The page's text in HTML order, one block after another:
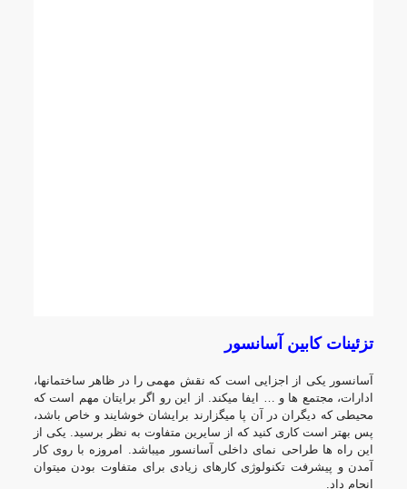
تزئینات کابین آسانسور
آسانسور یکی از اجزایی است که نقش مهمی را در ظاهر ساختمانها،
ادارات، مجتمع ها و … ایفا میکند. از این رو اگر برایتان مهم است که
محیطی که دیگران در آن پا میگزارند برایشان خوشایند و خاص باشد،
پس بهتر است کاری کنید که از سایرین متفاوت به نظر برسید. یکی از
این راه ها طراحی نمای داخلی آسانسور میباشد. امروزه با روی کار
آمدن و پیشرفت تکنولوژی کارهای زیادی برای متفاوت بودن میتوان
انجام داد.